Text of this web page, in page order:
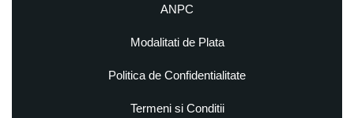
ANPC
Modalitati de Plata
Politica de Confidentialitate
Termeni si Conditii